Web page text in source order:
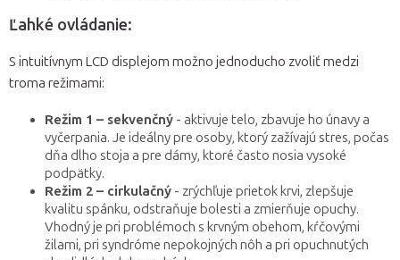
Ľahké ovládanie:
S intuitívnym LCD displejom možno jednoducho zvoliť medzi
troma režimami:
Režim 1 – sekvenčný - aktivuje telo, zbavuje ho únavy a
vyčerpania. Je ideálny pre osoby, ktorý zažívajú stres, počas
dňa dlho stoja a pre dámy, ktoré často nosia vysoké
podpätky.
Režim 2 – cirkulačný - zrýchľuje prietok krvi, zlepšuje
kvalitu spánku, odstraňuje bolesti a zmierňuje opuchy.
Vhodný je pri problémoch s krvným obehom, kŕčovými
žilami, pri syndróme nepokojných nôh a pri opuchnutých